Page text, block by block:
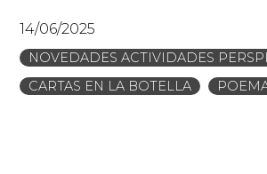
14/06/2025
NOVEDADES ACTIVIDADES
CARTAS EN LA BOTELLA